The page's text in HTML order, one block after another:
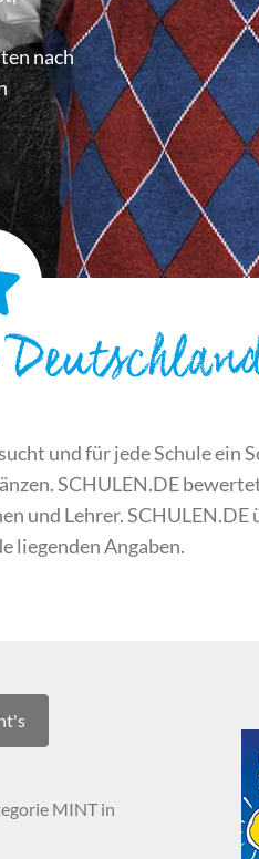
nach
und für jede Schule ein
SCHULEN.DE
und Lehrer.
liegenden Angaben.
MINT in